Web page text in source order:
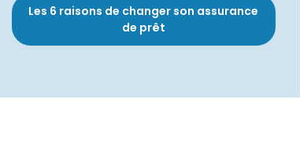
Les 6 raisons de changer son assurance
de prêt